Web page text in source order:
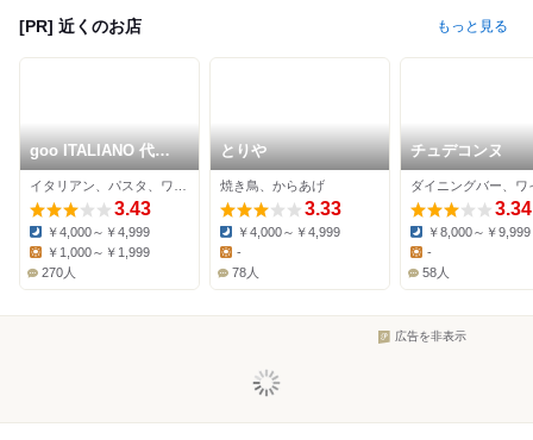
[PR] 近くのお店 もっと見る
goo ITALIANO 代々
木上原店
3.43
Dinner:
￥4,000～￥4,999
￥1,000～￥1,999
270人
とりや
焼き鳥、からあげ
3.33
Dinner:
￥4,000～￥4,999
Lunch:
-
78人
チュデコンヌ
3.34
Dinner:
￥8,000～￥9,999
Lunch:
-
58人
広告を非表示